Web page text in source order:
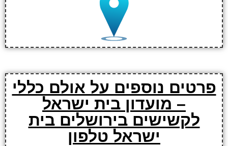
פרטים נוספים על אולם כללי
– מועדון בית ישראל
לקשישים בירושלים בית
ישראל טלפון